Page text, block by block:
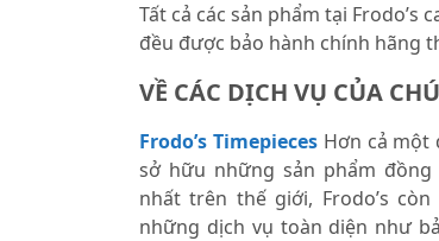
Tất cả các sản phẩm tại Frodo’s
đều được bảo hành chính hãng
VỀ CÁC DỊCH VỤ CỦA
Frodo’s TimepiecesHơn cả một
sở hữu những sản phẩm
nhất trên thế giới, Frodo’s
những dịch vụ toàn diện như